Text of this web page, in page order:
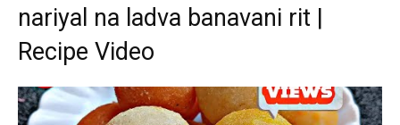
nariyal na ladva banavani rit |
Recipe Video